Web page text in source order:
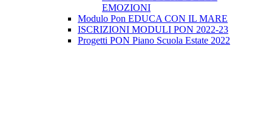
EMOZIONI
Modulo Pon EDUCA CON IL MARE
ISCRIZIONI MODULI PON 2022-23
Progetti PON Piano Scuola Estate 2022